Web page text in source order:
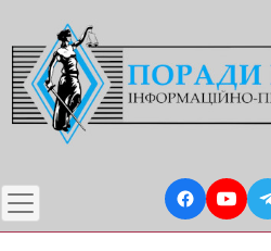
до
основного
вмісту